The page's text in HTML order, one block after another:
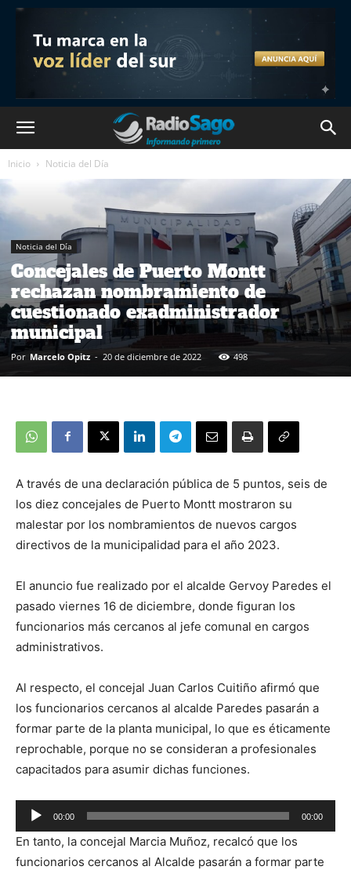
Inicio Noticia del Día
Noticia del Día
Concejales de Puerto Montt
rechazan nombramiento de
cuestionado exadministrador
municipal
Por Marcelo Opitz - 20 de diciembre de 2022 498
A través de una declaración pública de 5 puntos, seis de
los diez concejales de Puerto Montt mostraron su
malestar por los nombramientos de nuevos cargos
directivos de la municipalidad para el año 2023.
El anuncio fue realizado por el alcalde Gervoy Paredes el
pasado viernes 16 de diciembre, donde figuran los
funcionarios más cercanos al jefe comunal en cargos
administrativos.
Al respecto, el concejal Juan Carlos Cuitiño afirmó que
los funcionarios cercanos al alcalde Paredes pasarán a
formar parte de la planta municipal, lo que es éticamente
reprochable, porque no se consideran a profesionales
capacitados para asumir dichas funciones.
Reproductor
de
audio
00:00 00:00
En tanto, la concejal Marcia Muñoz, recalcó que los
funcionarios cercanos al Alcalde pasarán a formar parte